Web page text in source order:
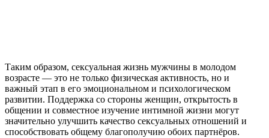
Таким образом, сексуальная жизнь мужчины в молодом
возрасте — это не только физическая активность, но и
важный этап в его эмоциональном и психологическом
развитии. Поддержка со стороны женщин, открытость в
общении и совместное изучение интимной жизни могут
значительно улучшить качество сексуальных отношений и
способствовать общему благополучию обоих партнёров.